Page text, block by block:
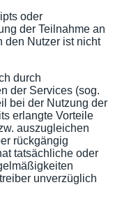
oder
der Teilnahme an
den Nutzer ist nicht
durch
der Services (sog.
bei der Nutzung der
erlangte Vorteile
auszugleichen
rückgängig
tatsächliche oder
unverzüglich